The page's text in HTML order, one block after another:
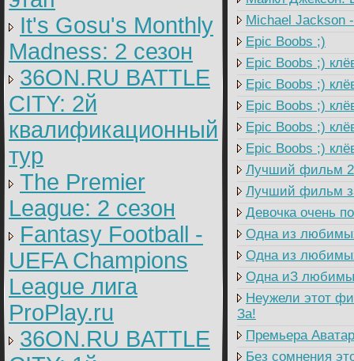
It's Gosu's Monthly
Madness: 2 сезон
36ON.RU BATTLE
CITY: 2й
квалификационный
тур
The Premier
League: 2 cезон
Fantasy Football -
UEFA Champions
League лига
ProPlay.ru
36ON.RU BATTLE
Michael Jackson
Epic Boobs ;)
Epic Boobs ;)
Epic Boobs ;)
Epic Boobs ;)
Epic Boobs ;)
Epic Boobs ;)
Лучший фильм
Лучший фильм
Девочка очень
Одна из
Одна из
Одна иЗ
Неужели этот
За!
Премьера
Без сомнения